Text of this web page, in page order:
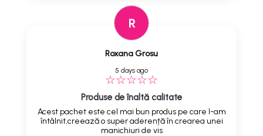
R
Roxana Grosu
5 days ago
Produse de înaltă calitate
Acest pachet este cel mai bun produs pe care l-am
întâlnit,creează o super aderență în crearea unei
manichiuri de vis